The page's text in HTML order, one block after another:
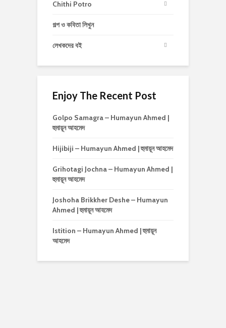
Chithi Potro
গল্প ও কবিতা লিখুন
লেখকদের বই
Enjoy The Recent Post
Golpo Samagra – Humayun Ahmed |
হুমায়ূন আহমেদ
Hijibiji – Humayun Ahmed | হুমায়ূন আহমেদ
Grihotagi Jochna – Humayun Ahmed |
হুমায়ূন আহমেদ
Joshoha Brikkher Deshe – Humayun
Ahmed | হুমায়ূন আহমেদ
Istition – Humayun Ahmed | হুমায়ূন
আহমেদ